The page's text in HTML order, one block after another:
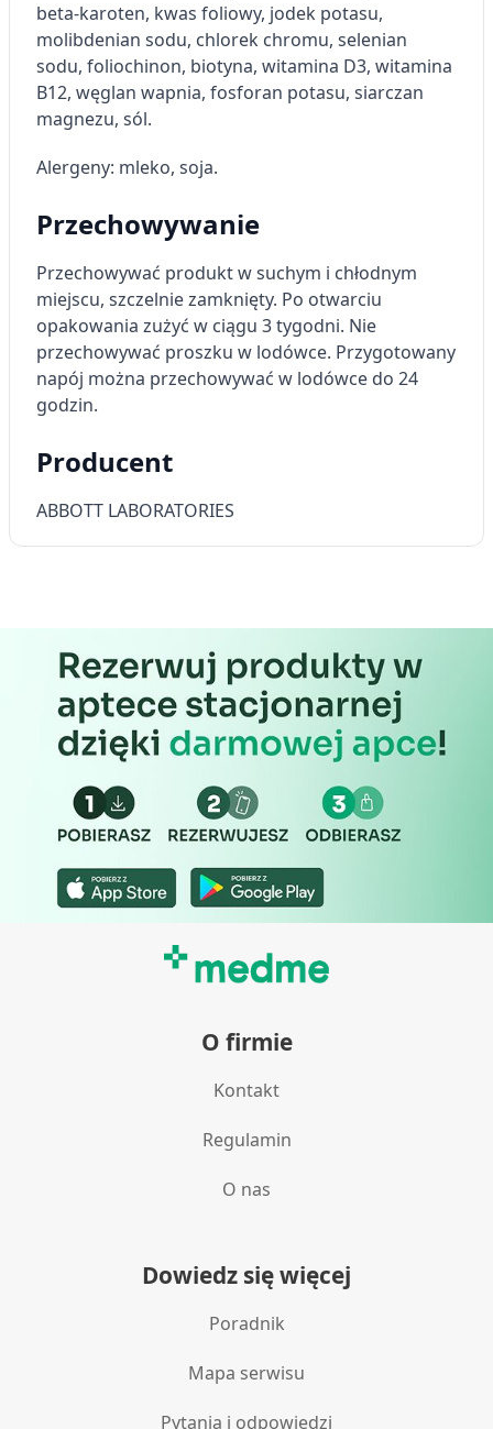
beta‑karoten, kwas foliowy, jodek potasu,
molibdenian sodu, chlorek chromu, selenian
sodu, foliochinon, biotyna, witamina D3, witamina
B12, węglan wapnia, fosforan potasu, siarczan
magnezu, sól.
Alergeny: mleko, soja.
Przechowywanie
Przechowywać produkt w suchym i chłodnym
miejscu, szczelnie zamknięty. Po otwarciu
opakowania zużyć w ciągu 3 tygodni. Nie
przechowywać proszku w lodówce. Przygotowany
napój można przechowywać w lodówce do 24
godzin.
Producent
ABBOTT LABORATORIES
O firmie
Kontakt
Regulamin
O nas
Dowiedz się więcej
Poradnik
Mapa serwisu
Pytania i odpowiedzi